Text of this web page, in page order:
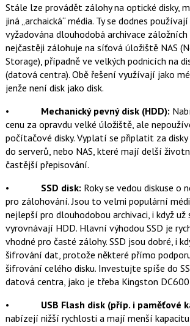
Stále lze provádět zálohy na optické disky,
jiná „archaická“ média. Ty se dodnes
vyžadována dlouhodobá archivace záložních
nejčastěji zálohuje na síťová úložiště NAS
Storage), případně ve velkých podnicích na
(datová centra). Obě řešení využívají jako
jenže není disk jako disk.
• Mechanický pevný disk (HDD):
cenu za opravdu velké úložiště, ale
počítačové disky. Vyplatí se připlatit za disky
do serverů, nebo NAS, které mají delší
častější přepisování.
• SSD disk: Roky se vedou diskuse o
pro zálohování. Jsou to velmi populární
nejlepší pro dlouhodobou archivaci, i když už
vyrovnávají HDD. Hlavní výhodou SSD je
vhodné pro časté zálohy. SSD jsou dobré, i
šifrování dat, protože některé přímo
šifrování celého disku. Investujte spíše do
datová centra, jako je třeba Kingston
• USB Flash disk (příp. i paměťové
nabízejí nižší rychlosti a mají menší